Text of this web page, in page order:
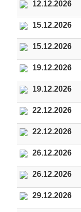
12.12.2026
15.12.2026
15.12.2026
19.12.2026
19.12.2026
22.12.2026
22.12.2026
26.12.2026
26.12.2026
29.12.2026